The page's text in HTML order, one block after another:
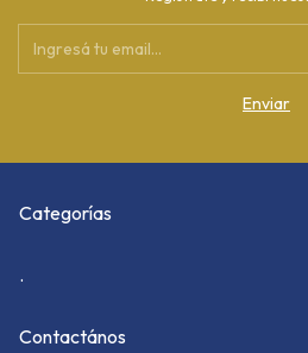
Categorías
.
Contactános